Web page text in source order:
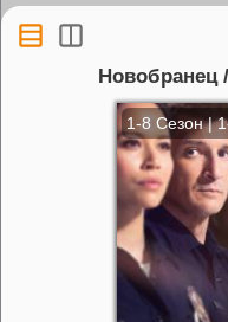
Новобранец
1-8 Сезон |